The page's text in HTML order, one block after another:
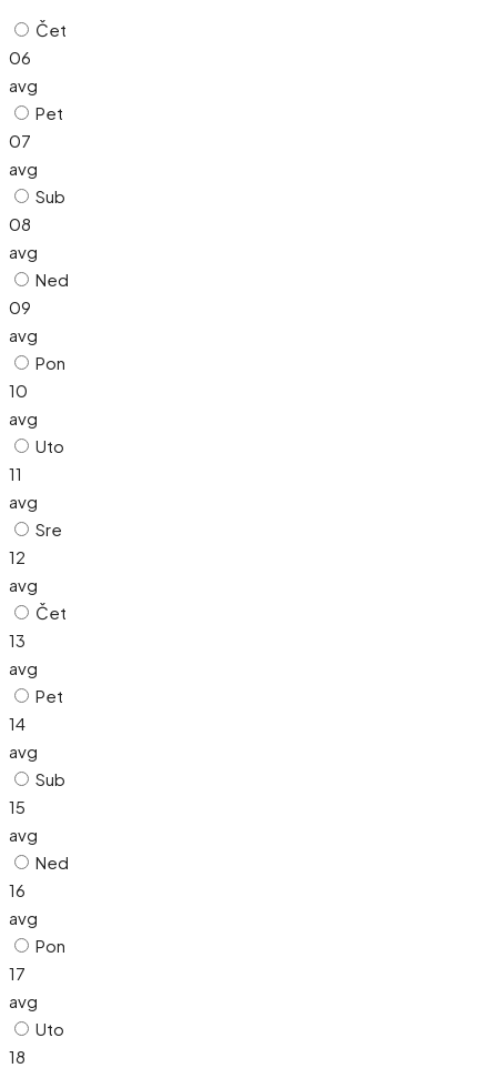
Čet
06
avg
Pet
07
avg
Sub
08
avg
Ned
09
avg
Pon
10
avg
Uto
11
avg
Sre
12
avg
Čet
13
avg
Pet
14
avg
Sub
15
avg
Ned
16
avg
Pon
17
avg
Uto
18